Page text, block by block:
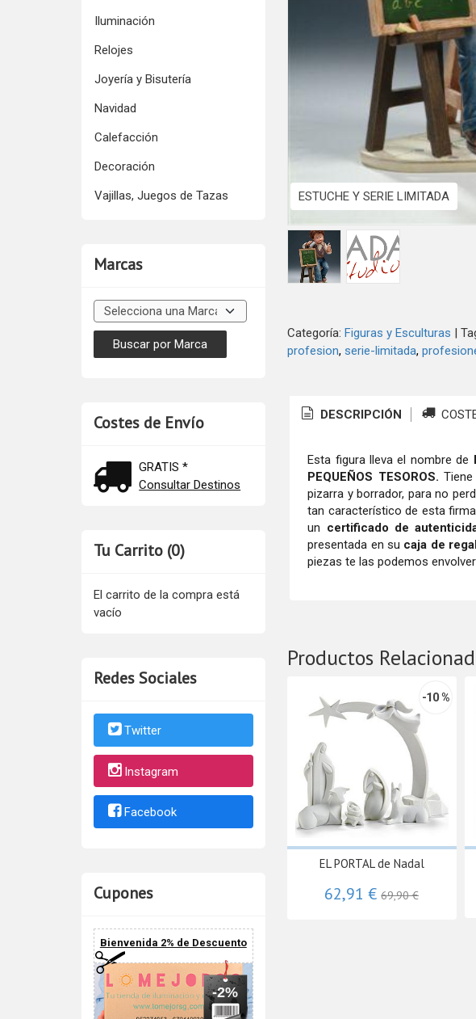
Iluminación
Relojes
Joyería y Bisutería
Navidad
Calefacción
Decoración
Vajillas, Juegos de Tazas
Marcas
Costes de Envío
GRATIS *
Consultar Destinos
Tu Carrito (0)
El carrito de la compra está
vacío
Redes Sociales
Twitter
Instagram
Facebook
Cupones
Bienvenida 2% de Descuento
-2%
ESTUCHE Y SERIE LIMITADA
Categoría: Figuras y Esculturas |
profesion serie-limitada
DESCRIPCIÓN
Esta figura lleva el nombre de
PEQUEÑOS TESOROS. Tiene
pizarra y borrador, para no
tan característico de esta
un certificado de
presentada en su caja de
piezas te las podemos
Productos
-10 %
EL PORTAL de Nadal
62,91 €69,90 €